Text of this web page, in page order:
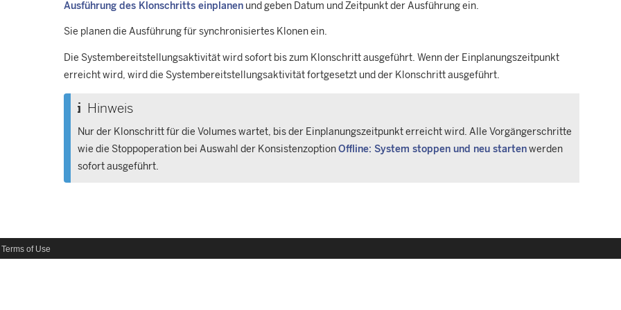
Ausführung des Klonschritts einplanen und geben Datum und Zeitpunkt der Ausführung ein.
Sie planen die Ausführung für synchronisiertes Klonen ein.
Die Systembereitstellungsaktivität wird sofort bis zum Klonschritt ausgeführt. Wenn der Einplanungszeitpunkt
erreicht wird, wird die Systembereitstellungsaktivität fortgesetzt und der Klonschritt ausgeführt.
Hinweis
Nur der Klonschritt für die Volumes wartet, bis der Einplanungszeitpunkt erreicht wird. Alle Vorgängerschritte
wie die Stoppoperation bei Auswahl der KonsistenzoptionOffline: System stoppen und neu startenwerden
sofort ausgeführt.
Terms of Use